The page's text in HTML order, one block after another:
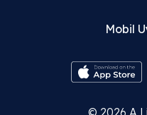
Mobil